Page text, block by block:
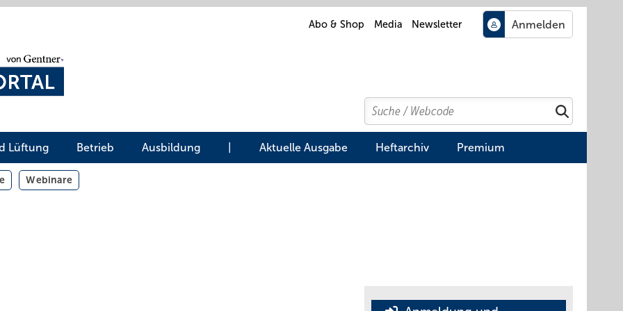
Abo & Shop Media Newsletter
Search
Suchen
Lüftung Betrieb Ausbildung Aktuelle Ausgabe Heftarchiv Premium
Webinare